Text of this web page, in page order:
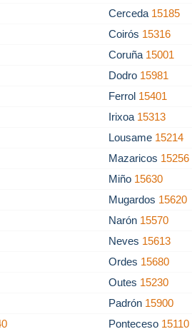
Cerceda 15185
Coirós 15316
Coruña 15001
Dodro 15981
Ferrol 15401
Irixoa 15313
Lousame 15214
Mazaricos 15256
Miño 15630
Mugardos 15620
Narón 15570
Neves 15613
Ordes 15680
Outes 15230
Padrón 15900
Ponteceso 15110